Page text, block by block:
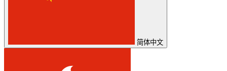
简体中文